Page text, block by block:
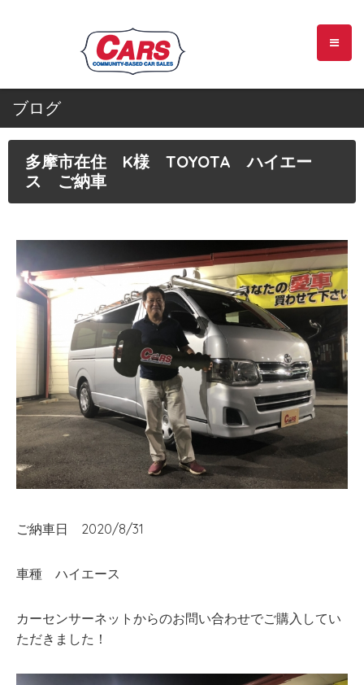
ブログ
多摩市在住 K様 TOYOTA ハイエー
ス ご納車
ご納車日 2020/8/31
車種 ハイエース
カーセンサーネットからのお問い合わせでご購入してい
ただきました！